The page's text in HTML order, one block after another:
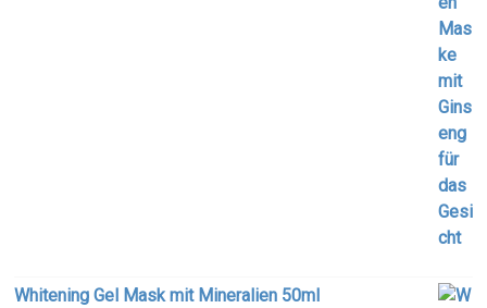
Whitening Gel Mask mit Mineralien 50ml